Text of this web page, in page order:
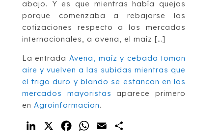
abajo. Y es que mientras había quejas
porque comenzaba a rebajarse las
cotizaciones respecto a los mercados
internacionales, a avena, el maíz […]
La entrada Avena, maíz y cebada toman
aire y vuelven a las subidas mientras que
el trigo duro y blando se estancan en los
mercados mayoristas aparece primero
en Agroinformacion.
LinkedIn FacebookWhatsApp
Email